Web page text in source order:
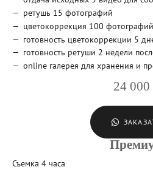
ретушь 15 фотографий
цветокоррекция 100
готовность цветокоррекции 5
готовность ретуши 2 недели
online галерея для хранения и
24 000
Съемка 4 часа